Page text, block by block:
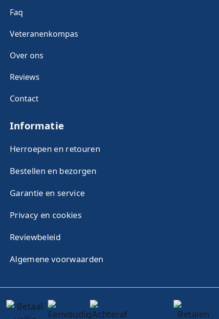
Faq
Veteranenkompas
Over ons
Reviews
Contact
Informatie
Herroepen en retouren
Bestellen en bezorgen
Garantie en service
Privacy en cookies
Reviewbeleid
Algemene voorwaarden